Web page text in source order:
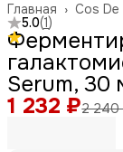
Cos De
Главная ›
5.0(1)
Serum, 30
1 232 ₽2 240